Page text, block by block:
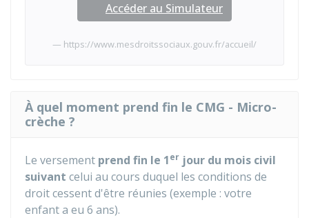
Accéder au Simulateur
https://www.mesdroitssociaux.gouv.fr/accueil/
À quel moment prend fin le CMG - Micro-
crèche ?
Le versement prend fin le 1er jour du mois civil
suivant celui au cours duquel les conditions de
droit cessent d'être réunies (exemple : votre
enfant a eu 6 ans).